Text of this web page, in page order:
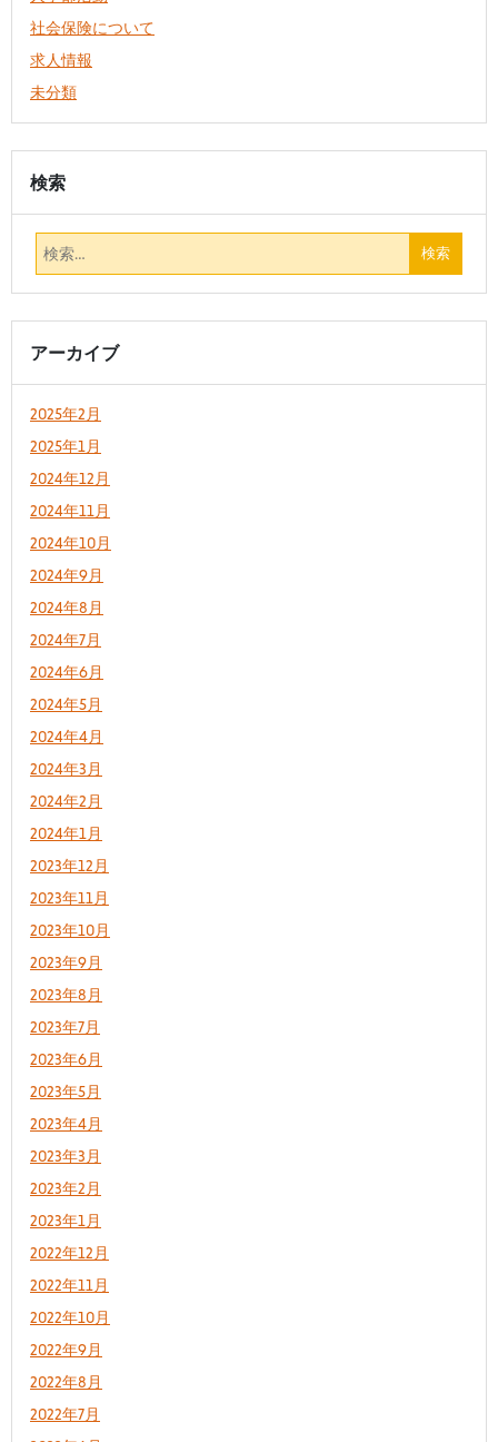
社会保険について
求人情報
未分類
検索
アーカイブ
2025年2月
2025年1月
2024年12月
2024年11月
2024年10月
2024年9月
2024年8月
2024年7月
2024年6月
2024年5月
2024年4月
2024年3月
2024年2月
2024年1月
2023年12月
2023年11月
2023年10月
2023年9月
2023年8月
2023年7月
2023年6月
2023年5月
2023年4月
2023年3月
2023年2月
2023年1月
2022年12月
2022年11月
2022年10月
2022年9月
2022年8月
2022年7月